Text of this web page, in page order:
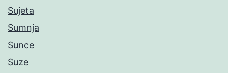
Sujeta
Sumnja
Sunce
Suze